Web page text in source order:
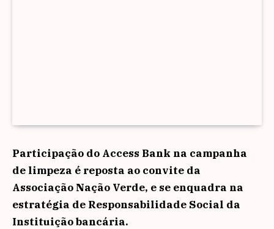
Participação do Access Bank na campanha
de limpeza é reposta ao convite da
Associação Nação Verde, e se enquadra na
estratégia de Responsabilidade Social da
Instituição bancária.